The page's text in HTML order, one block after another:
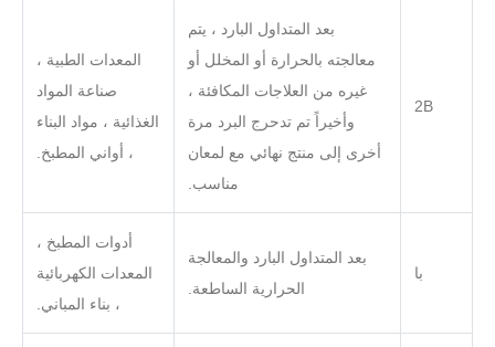
2B
بعد المتداول البارد ، يتم
معالجته بالحرارة أو المخلل أو
غيره من العلاجات المكافئة ،
وأخيراً تم تدحرج البرد مرة
أخرى إلى منتج نهائي مع لمعان
مناسب.
المعدات الطبية ،
صناعة المواد
الغذائية ، مواد البناء
، أواني المطبخ.
با
بعد المتداول البارد والمعالجة
الحرارية الساطعة.
أدوات المطبخ ،
المعدات الكهربائية
، بناء المباني.